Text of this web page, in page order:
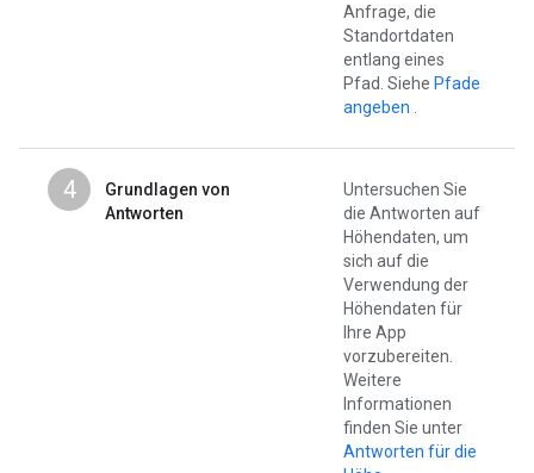
Anfrage, die
Standortdaten
entlang eines
Pfad. Siehe Pfade
angeben .
4
Grundlagen von
Antworten
Untersuchen Sie
die Antworten auf
Höhendaten, um
sich auf die
Verwendung der
Höhendaten für
Ihre App
vorzubereiten.
Weitere
Informationen
finden Sie unter
Antworten für die